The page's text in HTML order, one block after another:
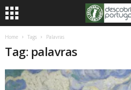
Home Tags Palavras
Tag: palavras